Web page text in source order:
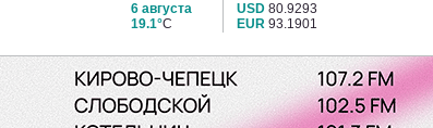
6 августа
19.1°C
USD 80.9293
EUR 93.1901